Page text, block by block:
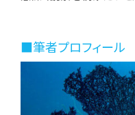
■筆者プロフィール